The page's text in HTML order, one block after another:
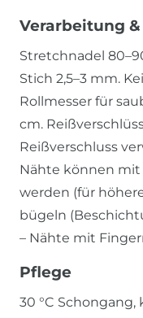
Verarbeitung
Stretchnadel
Stich 2,5–3 mm.
Rollmesser für
cm.
Reißverschluss
Nähte können
werden (für
bügeln
– Nähte mit
Pflege
30 °C